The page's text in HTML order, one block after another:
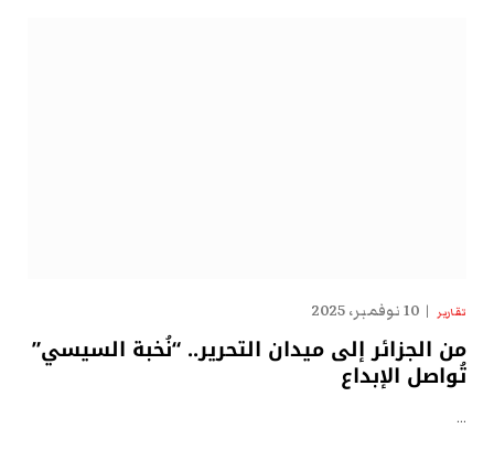
تقارير 10 نوفمبر، 2025
من الجزائر إلى ميدان التحرير.. “نُخبة السيسي”
تُواصل الإبداع
…